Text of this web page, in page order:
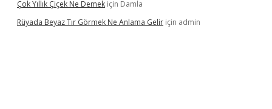
Çok Yıllık Çiçek Ne Demek için Damla
Rüyada Beyaz Tır Görmek Ne Anlama Gelir için admin